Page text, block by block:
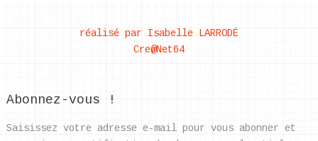
réalisé par Isabelle LARRODÉ
Cre@Net64
Abonnez-vous !
Saisissez votre adresse e-mail pour vous abonner et